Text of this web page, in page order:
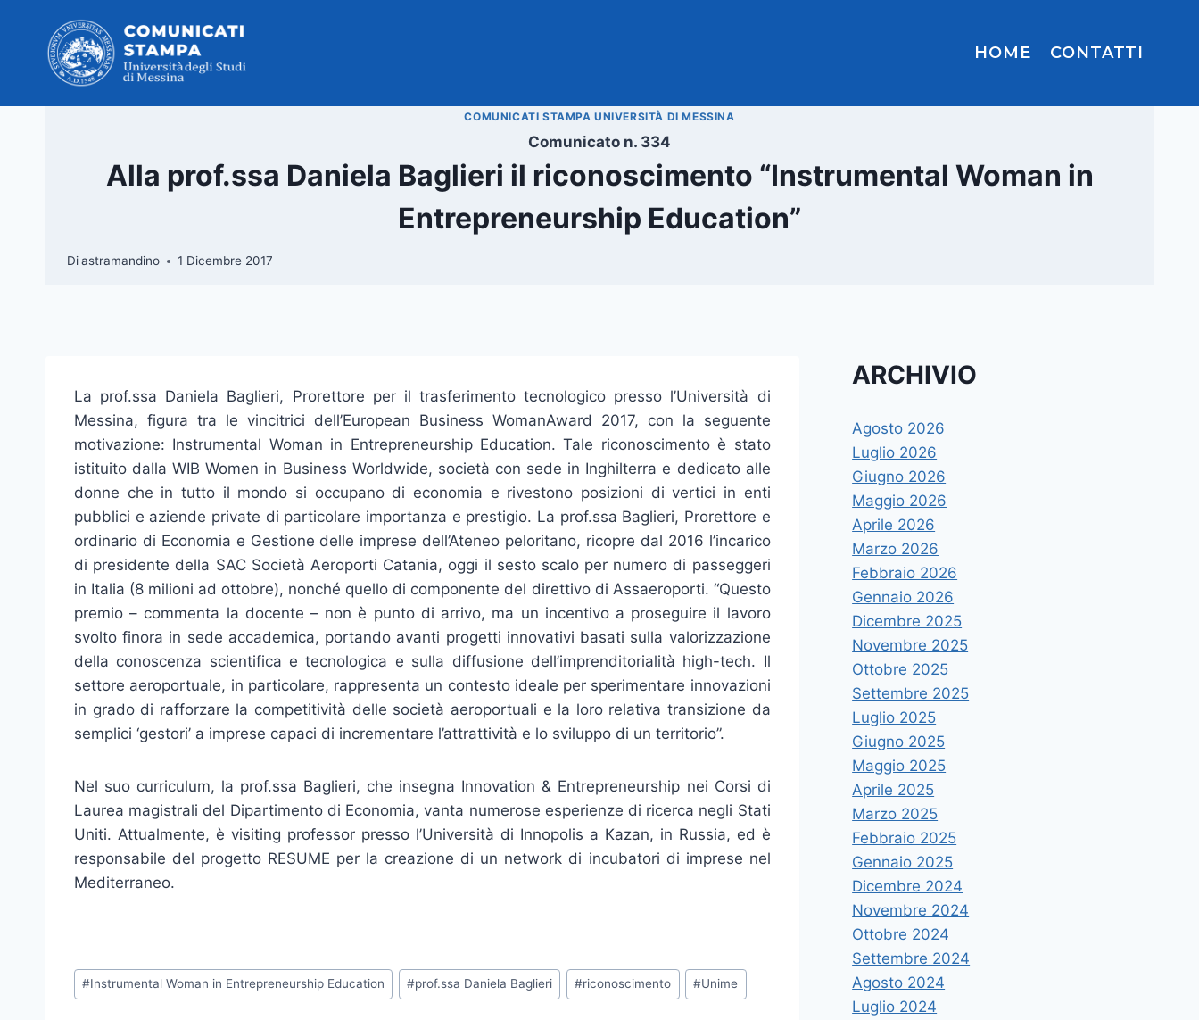
contenuto
HOME CONTATTI
COMUNICATI STAMPA UNIVERSITÀ DI MESSINA
Comunicato n. 334
Alla prof.ssa Daniela Baglieri il riconoscimento “Instrumental Woman in
Entrepreneurship Education”
Diastramandino 1 Dicembre 2017
La prof.ssa Daniela Baglieri, Prorettore per il trasferimento tecnologico presso l’Università di
Messina, figura tra le vincitrici dell’European Business WomanAward 2017, con la seguente
motivazione: Instrumental Woman in Entrepreneurship Education. Tale riconoscimento è stato
istituito dalla WIB Women in Business Worldwide, società con sede in Inghilterra e dedicato alle
donne che in tutto il mondo si occupano di economia e rivestono posizioni di vertici in enti
pubblici e aziende private di particolare importanza e prestigio. La prof.ssa Baglieri, Prorettore e
ordinario di Economia e Gestione delle imprese dell’Ateneo peloritano, ricopre dal 2016 l’incarico
di presidente della SAC Società Aeroporti Catania, oggi il sesto scalo per numero di passeggeri
in Italia (8 milioni ad ottobre), nonché quello di componente del direttivo di Assaeroporti. “Questo
premio – commenta la docente – non è punto di arrivo, ma un incentivo a proseguire il lavoro
svolto finora in sede accademica, portando avanti progetti innovativi basati sulla valorizzazione
della conoscenza scientifica e tecnologica e sulla diffusione dell’imprenditorialità high-tech. Il
settore aeroportuale, in particolare, rappresenta un contesto ideale per sperimentare innovazioni
in grado di rafforzare la competitività delle società aeroportuali e la loro relativa transizione da
semplici ‘gestori’ a imprese capaci di incrementare l’attrattività e lo sviluppo di un territorio”.
Nel suo curriculum, la prof.ssa Baglieri, che insegna Innovation & Entrepreneurship nei Corsi di
Laurea magistrali del Dipartimento di Economia, vanta numerose esperienze di ricerca negli Stati
Uniti. Attualmente, è visiting professor presso l’Università di Innopolis a Kazan, in Russia, ed è
responsabile del progetto RESUME per la creazione di un network di incubatori di imprese nel
Mediterraneo.
Tag
articolo:
#Instrumental Woman in Entrepreneurship Education #prof.ssa Daniela Baglieri #riconoscimento #Unime
ARCHIVIO
Agosto 2026
Luglio 2026
Giugno 2026
Maggio 2026
Aprile 2026
Marzo 2026
Febbraio 2026
Gennaio 2026
Dicembre 2025
Novembre 2025
Ottobre 2025
Settembre 2025
Luglio 2025
Giugno 2025
Maggio 2025
Aprile 2025
Marzo 2025
Febbraio 2025
Gennaio 2025
Dicembre 2024
Novembre 2024
Ottobre 2024
Settembre 2024
Agosto 2024
Luglio 2024